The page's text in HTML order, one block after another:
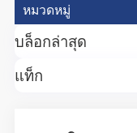
หมวดหมู่
บล็อกล่าสุด
แท็ก